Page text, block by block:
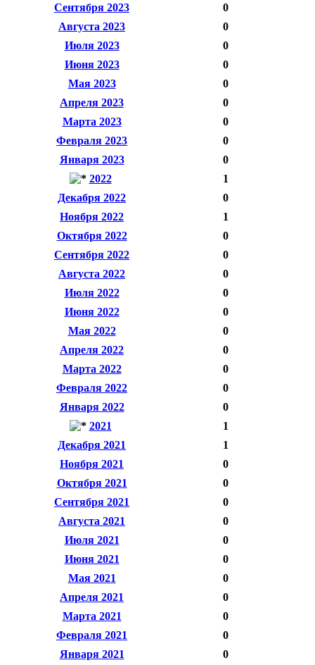
Сентября 2023
0
Августа 2023
0
Июля 2023
0
Июня 2023
0
Мая 2023
0
Апреля 2023
0
Марта 2023
0
Февраля 2023
0
Января 2023
0
2022
1
Декабря 2022
0
Ноября 2022
1
Октября 2022
0
Сентября 2022
0
Августа 2022
0
Июля 2022
0
Июня 2022
0
Мая 2022
0
Апреля 2022
0
Марта 2022
0
Февраля 2022
0
Января 2022
0
2021
1
Декабря 2021
1
Ноября 2021
0
Октября 2021
0
Сентября 2021
0
Августа 2021
0
Июля 2021
0
Июня 2021
0
Мая 2021
0
Апреля 2021
0
Марта 2021
0
Февраля 2021
0
Января 2021
0